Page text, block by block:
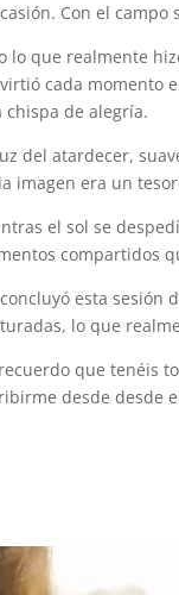
Con el
lo que realmente
cada momento
chispa de alegría.
del atardecer,
imagen era un
el sol se
compartidos
esta sesión
lo que
que tenéis
desde desde